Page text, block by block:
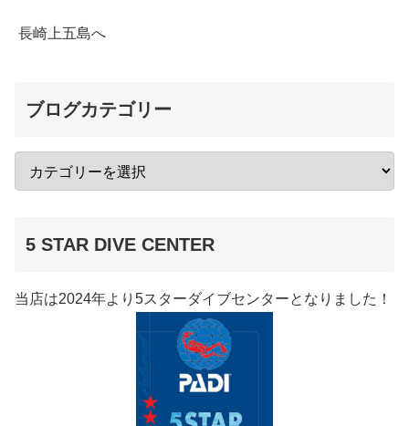
長崎上五島へ
ブログカテゴリー
5 STAR DIVE CENTER
当店は2024年より5スターダイブセンターとなりました！